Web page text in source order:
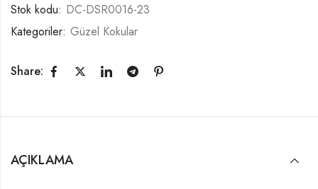
Stok kodu: DC-DSR0016-23
Kategoriler: Güzel Kokular
Share:
AÇIKLAMA